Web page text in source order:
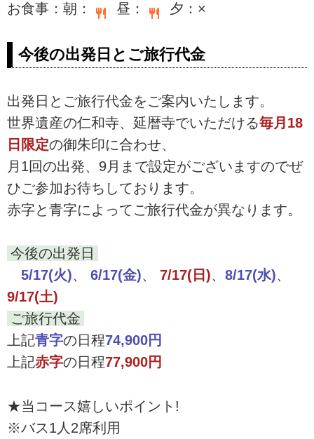
お食事：朝： 昼： 夕：×
今後の出発日とご旅行代金
出発日とご旅行代金をご案内いたします。
世界遺産の仁和寺、延暦寺でいただける毎月18
日限定の御朱印に合わせ、
月1回の出発、9月まで設定がございますのでぜ
ひご参加お待ちしております。
赤字と青字によってご旅行代金が異なります。
今後の出発日
5/17(火)、 6/17(金)、 7/17(日)、 8/17(水)、
9/17(土)
ご旅行代金
上記青字の日程74,900円
上記赤字の日程77,900円
★当コース嬉しいポイント!
※バス1人2席利用